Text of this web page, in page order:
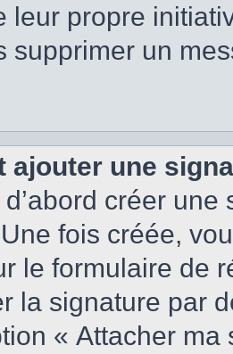
leur propre
supprimer un
ajouter une
créer
Une fois créée,
le formulaire de
la signature par
« Attacher